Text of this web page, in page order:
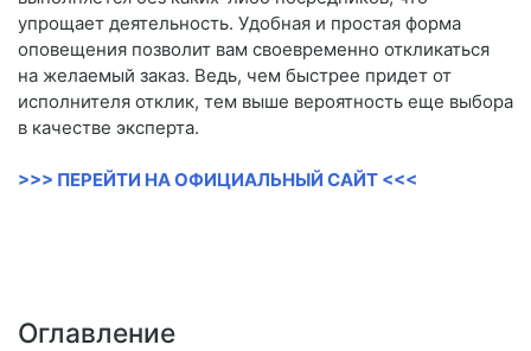
упрощает деятельность. Удобная и простая форма
оповещения позволит вам своевременно откликаться
на желаемый заказ. Ведь, чем быстрее придет от
исполнителя отклик, тем выше вероятность еще выбора
в качестве эксперта.
>>> ПЕРЕЙТИ НА ОФИЦИАЛЬНЫЙ САЙТ <<<
Оглавление